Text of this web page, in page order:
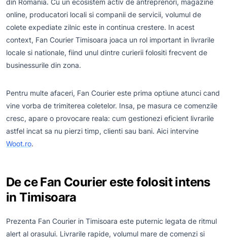
din Romania. Cu un ecosistem activ de antreprenori, magazine
online, producatori locali si companii de servicii, volumul de
colete expediate zilnic este in continua crestere. In acest
context, Fan Courier Timisoara joaca un rol important in livrarile
locale si nationale, fiind unul dintre curierii folositi frecvent de
businessurile din zona.
Pentru multe afaceri, Fan Courier este prima optiune atunci cand
vine vorba de trimiterea coletelor. Insa, pe masura ce comenzile
cresc, apare o provocare reala: cum gestionezi eficient livrarile
astfel incat sa nu pierzi timp, clienti sau bani. Aici intervine
Woot.ro.
De ce Fan Courier este folosit intens
in Timisoara
Prezenta Fan Courier in Timisoara este puternic legata de ritmul
alert al orasului. Livrarile rapide, volumul mare de comenzi si